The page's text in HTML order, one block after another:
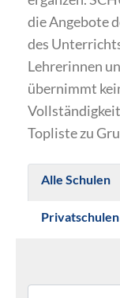
die Angebote
des
Lehrerinnen
übernimmt
Topliste zu
Alle Schulen
Privatschulen